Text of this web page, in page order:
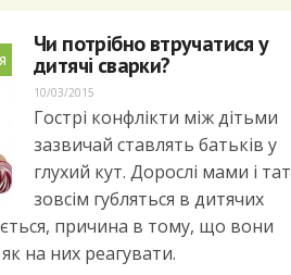
Чи потрібно втручатися у
дитячі сварки?
10/03/2015
Гострі конфлікти між дітьми
зазвичай ставлять батьків у
глухий кут. Дорослі мами і
зовсім губляться в дитячих
причина в тому, що вони
на них реагувати.